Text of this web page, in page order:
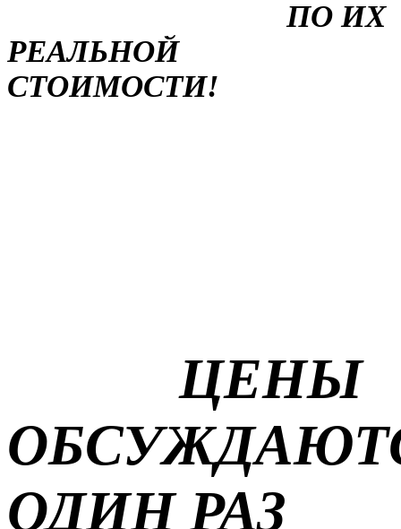
ПО ИХ
РЕАЛЬНОЙ
СТОИМОСТИ!
ЦЕНЫ
ОДИН РАЗ